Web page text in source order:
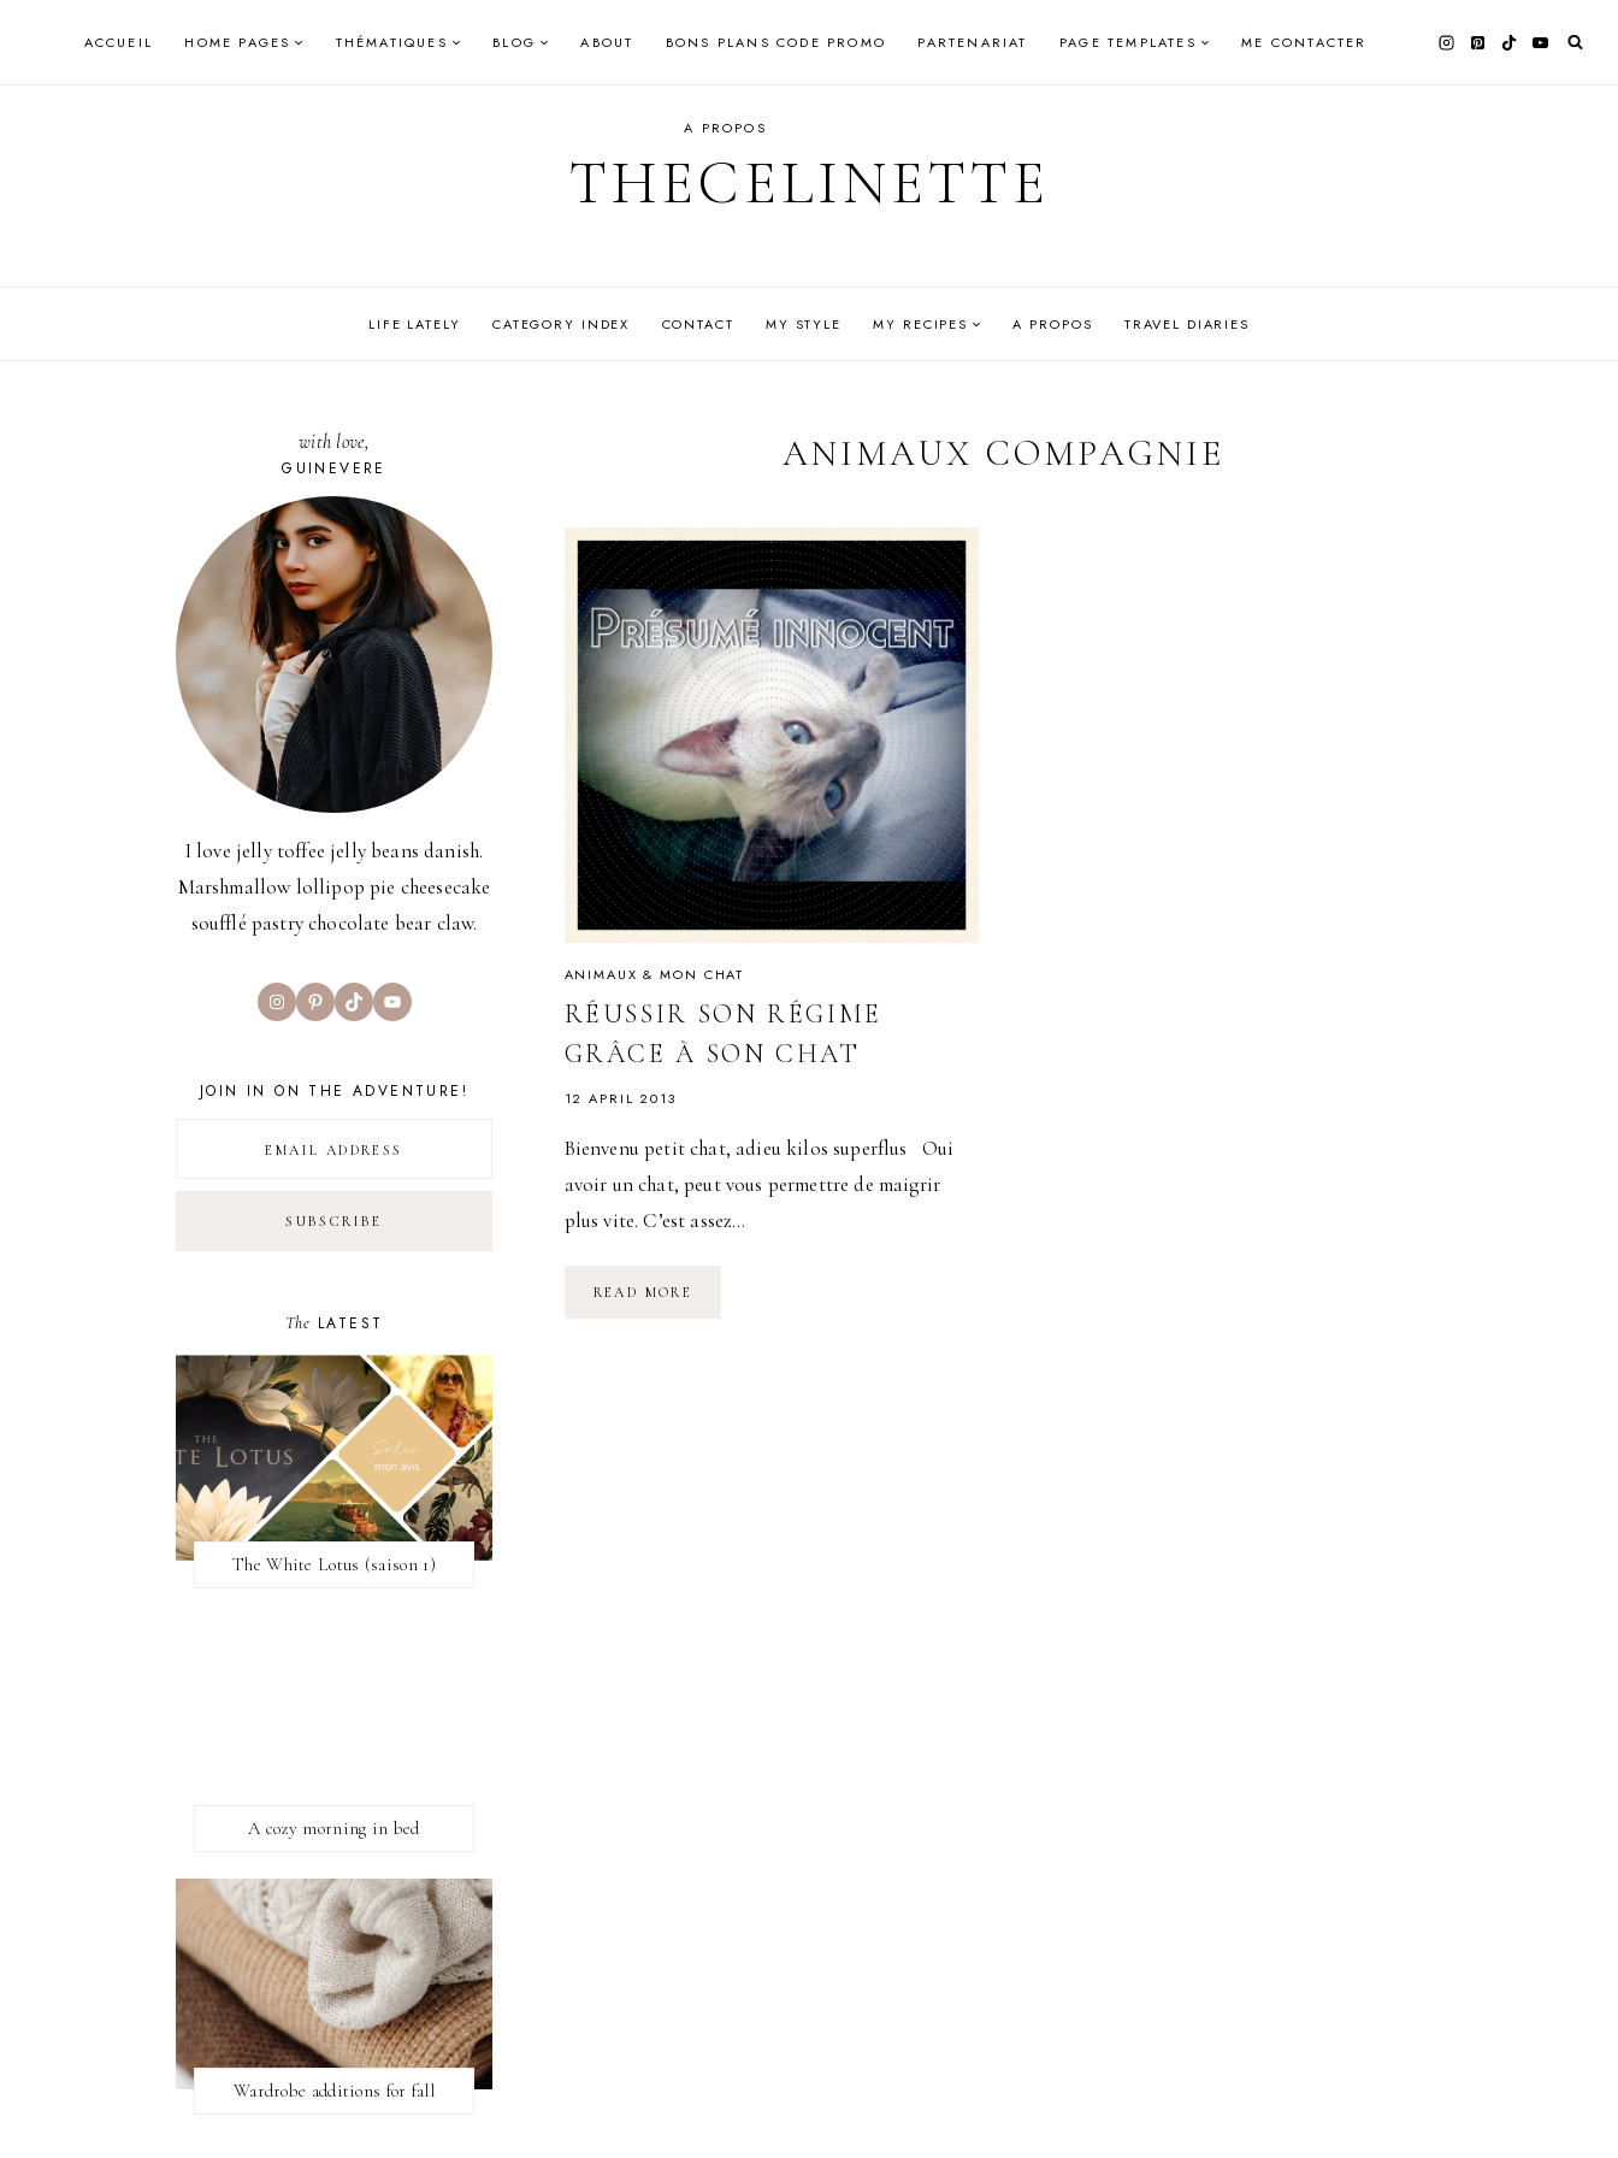
ACCUEIL HOME PAGES THÉMATIQUES BLOG ABOUT BONS PLANS CODE PROMO PARTENARIAT PAGE TEMPLATES ME CONTACTER
A PROPOS
THECELINETTE
LIFE LATELY CATEGORY INDEX CONTACT MY STYLE MY RECIPES A PROPOS TRAVEL DIARIES
ANIMAUX COMPAGNIE
ANIMAUX & MON CHAT
RÉUSSIR SON RÉGIME
GRÂCE À SON CHAT
12 APRIL 2013
Bienvenu petit chat, adieu kilos superflus Oui
avoir un chat, peut vous permettre de maigrir
plus vite. C’est assez…
READ MORE
with love,
GUINEVERE
I love jelly toffee jelly beans danish.
Marshmallow lollipop pie cheesecake
soufflé pastry chocolate bear claw.
InstagramPinterest
TikTokYouTube
JOIN IN ON THE ADVENTURE!
The LATEST
The White Lotus (saison 1)
A cozy morning in bed
Wardrobe additions for fall